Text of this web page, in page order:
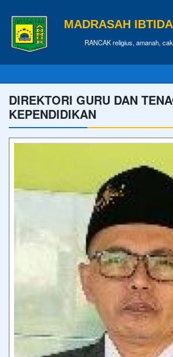
MADRASAH
RANCAK religius, amanah,
DIREKTORI GURU DAN
KEPENDIDIKAN